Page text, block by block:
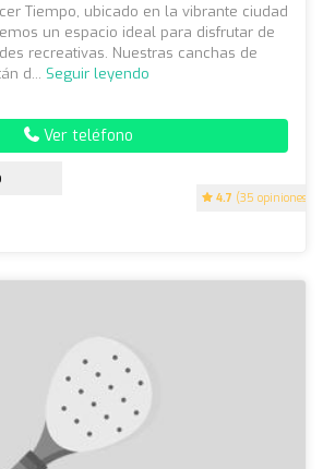
4.7 (35 opiniones)
Tiempo, ubicado en la vibrante ciudad
un espacio ideal para disfrutar de
recreativas. Nuestras canchas de
d... Seguir leyendo
Ver teléfono